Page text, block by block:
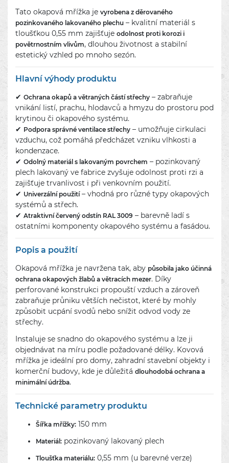
Tato okapová mřížka je vyrobena z děrovaného
pozinkovaného lakovaného plechu – kvalitní materiál s
tloušťkou 0,55 mm zajišťuje odolnost proti korozi i
povětrnostním vlivům, dlouhou životnost a stabilní
estetický vzhled po mnoho sezón.
Hlavní výhody produktu
✔ Ochrana okapů a větraných částí střechy – zabraňuje
vnikání listí, prachu, hlodavců a hmyzu do prostoru pod
krytinou či okapového systému.
✔ Podpora správné ventilace střechy – umožňuje cirkulaci
vzduchu, což pomáhá předcházet vzniku vlhkosti a
kondenzace.
✔ Odolný materiál s lakovaným povrchem – pozinkovaný
plech lakovaný ve fabrice zvyšuje odolnost proti rzi a
zajišťuje trvanlivost i při venkovním použití.
✔ Univerzální použití– vhodná pro různé typy okapových
systémů a střech.
✔ Atraktivní červený odstín RAL 3009 – barevně ladí s
ostatními komponenty okapového systému a fasádou.
Popis a použití
Okapová mřížka je navržena tak, aby působila jako účinná
ochrana okapových žlabů a větracích mezer. Díky
perforované konstrukci propouští vzduch a zároveň
zabraňuje průniku větších nečistot, které by mohly
způsobit ucpání svodů nebo snížit odvod vody ze
střechy.
Instaluje se snadno do okapového systému a lze ji
objednávat na míru podle požadované délky. Kovová
mřížka je ideální pro domy, zahradní stavební objekty i
komerční budovy, kde je důležitá dlouhodobá ochrana a
minimální údržba.
Technické parametry produktu
Šířka mřížky: 150 mm
Materiál: pozinkovaný lakovaný plech
Tloušťka materiálu: 0,55 mm (u barevné verze)